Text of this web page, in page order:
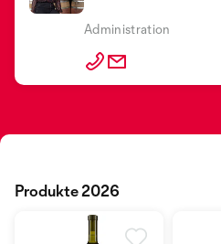
Administration
Produkte 2026